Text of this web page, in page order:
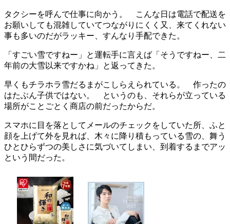
タクシーを呼んで仕事に向かう。 こんな日は電話で配送を
お願いしても混雑していてつながりにくく又、来てくれない
事も多いのだがラッキー、すんなり手配できた。
「すごい雪ですねー」と運転手に言えば「そうですねー、二
年前の大雪以来ですかね」と返ってきた。
早くもチラホラ雪だるまがこしらえられている。 作ったの
はたぶん子供ではない。 というのも、それらが立っている
場所がことごとく商店の前だったからだ。
スマホに目を落としてメールのチェックをしていた所、ふと
顔を上げて外を見れば、木々に降り積もっている雪の、舞う
ひとひらずつの美しさに気づいてしまい、到着するまでアッ
という間だった。